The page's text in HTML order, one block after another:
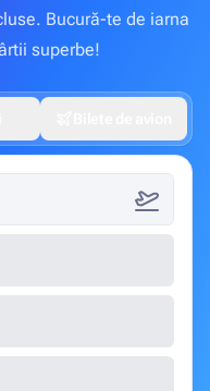
Bucură-te de iarna
superbe!